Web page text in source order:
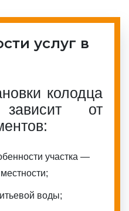
услуг в
колодца
от
участка —
воды;